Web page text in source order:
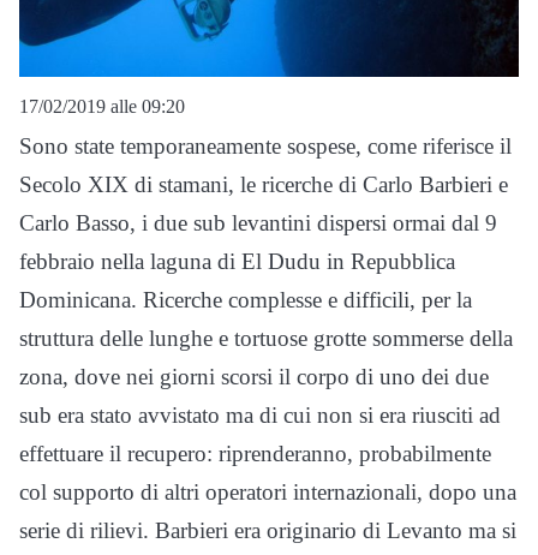
17/02/2019 alle 09:20
Sono state temporaneamente sospese, come riferisce il
Secolo XIX di stamani, le ricerche di Carlo Barbieri e
Carlo Basso, i due sub levantini dispersi ormai dal 9
febbraio nella laguna di El Dudu in Repubblica
Dominicana. Ricerche complesse e difficili, per la
struttura delle lunghe e tortuose grotte sommerse della
zona, dove nei giorni scorsi il corpo di uno dei due
sub era stato avvistato ma di cui non si era riusciti ad
effettuare il recupero: riprenderanno, probabilmente
col supporto di altri operatori internazionali, dopo una
serie di rilievi. Barbieri era originario di Levanto ma si